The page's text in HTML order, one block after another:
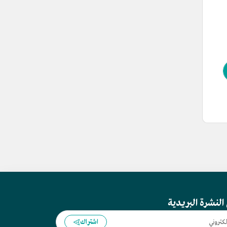
البريدية
اشتراك